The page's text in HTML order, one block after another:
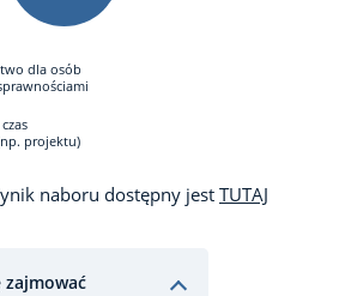
dla osób
projektu)
naboru dostępny jest TUTAJ
zajmować